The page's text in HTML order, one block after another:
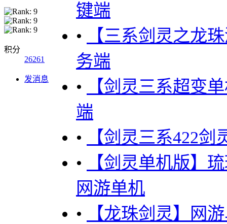
积分
26261
发消息
键端
•
【三系剑灵之龙
务端
•
【剑灵三系超变
端
•
【剑灵三系422
•
【剑灵单机版】
网游单机
•
【龙珠剑灵】网